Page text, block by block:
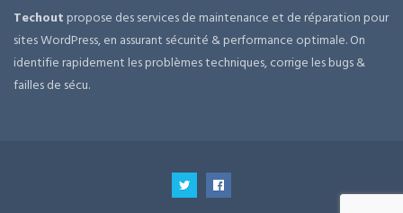
Techout propose des services de maintenance et de réparation pour
sites WordPress, en assurant sécurité & performance optimale. On
identifie rapidement les problèmes techniques, corrige les bugs &
failles de sécu.